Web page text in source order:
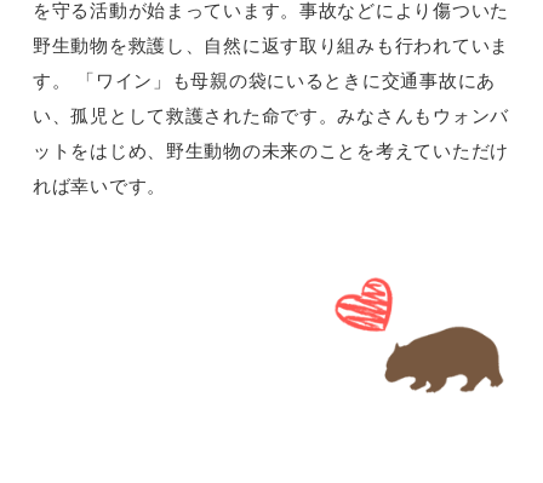
を守る活動が始まっています。事故などにより傷ついた
野生動物を救護し、自然に返す取り組みも行われていま
す。 「ワイン」も母親の袋にいるときに交通事故にあ
い、孤児として救護された命です。みなさんもウォンバ
ットをはじめ、野生動物の未来のことを考えていただけ
れば幸いです。